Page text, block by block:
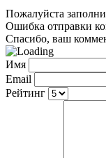
Пожалуйста
Ошибка отправки
Спасибо, ваш
Имя
Email
Рейтинг